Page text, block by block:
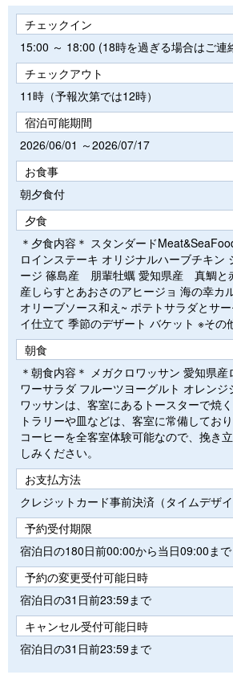
チェックイン
15:00 ～ 18:00 (18時を過ぎる場合はご連
チェックアウト
11時（予報次第では12時）
宿泊可能期間
2026/06/01 ～2026/07/17
お食事
朝夕食付
夕食
＊夕食内容＊ スタンダード
ロインステーキ オリジナルハーブチキン
ージ 篠島産 朋輩牡蠣 愛知県産 真鯛と
産しらすとあおさのアヒージョ 海の幸カ
オリーブソース和え~ ポテトサラダとサ
イ仕立て 季節のデザート バケット ※その
朝食
＊朝食内容＊ メガクロワッサン 愛知県
ワーサラダ フルーツヨーグルト オレンジ
ワッサンは、客室にあるトースターで焼
トラリーや皿などは、客室に常備してお
コーヒーを全客室体験可能なので、挽き
しみください。
お支払方法
クレジットカード事前決済（タイムデザイ
予約受付期限
宿泊日の180日前00:00から当日09:00まで
予約の変更受付可能日時
宿泊日の31日前23:59まで
キャンセル受付可能日時
宿泊日の31日前23:59まで